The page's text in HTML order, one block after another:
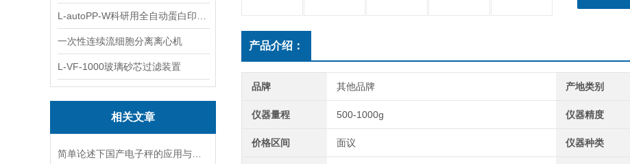
一次性连续流细胞分离离心机
L-VF-1000玻璃砂芯过滤装置
相关文章
产品介绍：
品牌 其他品牌 产地类别
仪器量程 500-1000g 仪器精度
价格区间 面议 仪器种类